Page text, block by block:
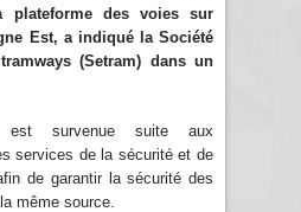
plateforme des voies sur
Est, a indiqué la Société
(Setram) dans un
est survenue suite aux
services de la sécurité et de
de garantir la sécurité des
même source.